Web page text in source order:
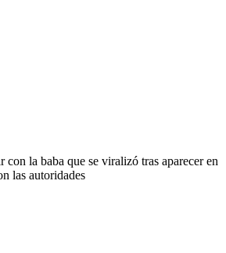
con la baba que se viralizó tras aparecer en
las autoridades